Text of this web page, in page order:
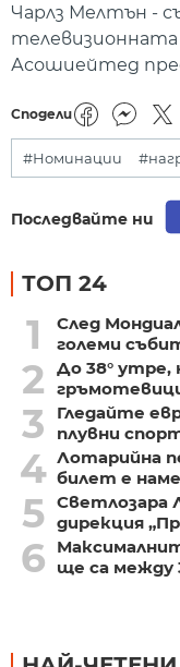
Чарлз Мелтън -
Асошиейтед
Сподели
#Номинации
Последвайте ни
ТОП 24
1
След
големи
2
До 38° утре,
3
Гледайте
плувни
4 Лотарийна
билет е
5 Светлозара
дирекция
6
ще са между